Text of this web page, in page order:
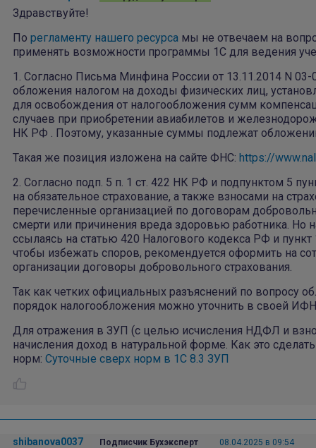
Здравствуйте!
По регламенту нашего ресурса мы не отвечаем на
применять возможности программы 1С для ведения
1. Согласно Письма Минфина России от 13.11.2014 N
обложения налогом на доходы физических лиц,
для освобождения от налогообложения сумм
случаев при приобретении авиабилетов и
НК РФ . Поэтому, указанные суммы подлежат
Такая же позиция изложена на сайте ФНС: https://
2. Согласно подп. 5 п. 1 ст. 422 НК РФ и подпунктом 5
на обязательное страхование, а также взносами на
перечисленные организацией по договорам
смерти или причинения вреда здоровью работника. Но
ссылаясь на статью 420 Налогового кодекса РФ и
чтобы избежать споров, рекомендуется оформить на
организации договоры добровольного страхования.
Так как четких официальных разъяснений по вопросу
порядок налогообложения можно уточнить в своей
Для отражения в ЗУП (с целью исчисления НДФЛ и
начисления доход в натуральной форме. Как это
норм: Суточные сверх норм в 1С 8.3 ЗУП
shibanova0037 Подписчик Бухэксперт 08.04.2025 в 09:54